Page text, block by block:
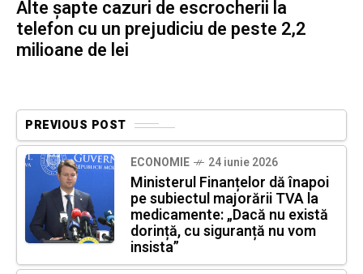
Alte șapte cazuri de escrocherii la
telefon cu un prejudiciu de peste 2,2
milioane de lei
PREVIOUS POST
ECONOMIE 24 iunie 2026
Ministerul Finanțelor dă înapoi
pe subiectul majorării TVA la
medicamente: „Dacă nu există
dorință, cu siguranță nu vom
insista”